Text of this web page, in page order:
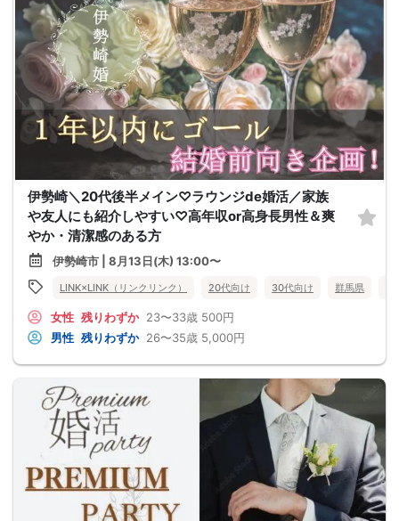
伊勢崎＼20代後半メイン♡ラウンジde婚活／家族
や友人にも紹介しやすい♡高年収or高身長男性＆爽
やか・清潔感のある方
伊勢崎市 | 8月13日(木) 13:00〜
LINK×LINK（リンクリンク） 20代向け 30代向け 群馬県
女性 残りわずか 23〜33歳 500円
男性 残りわずか 26〜35歳 5,000円